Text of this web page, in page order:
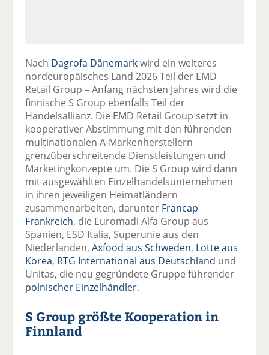
Nach Dagrofa Dänemarkwird ein weiteres
nordeuropäisches Land 2026 Teil der EMD
Retail Group – Anfang nächsten Jahres wird die
finnische S Group ebenfalls Teil der
Handelsallianz. Die EMD Retail Group setzt in
kooperativer Abstimmung mit den führenden
multinationalen A-Markenherstellern
grenzüberschreitende Dienstleistungen und
Marketingkonzepte um. Die S Group wird dann
mit ausgewählten Einzelhandelsunternehmen
in ihren jeweiligen Heimatländern
zusammenarbeiten, darunter Francap
Frankreich, die Euromadi Alfa Group aus
Spanien, ESD Italia, Superunie aus den
Niederlanden,Axfood aus Schweden, Lotte aus
Korea, RTG International aus Deutschland und
Unitas, die neu gegründete Gruppe führender
polnischer Einzelhändler.
S Group größte Kooperation in
Finnland